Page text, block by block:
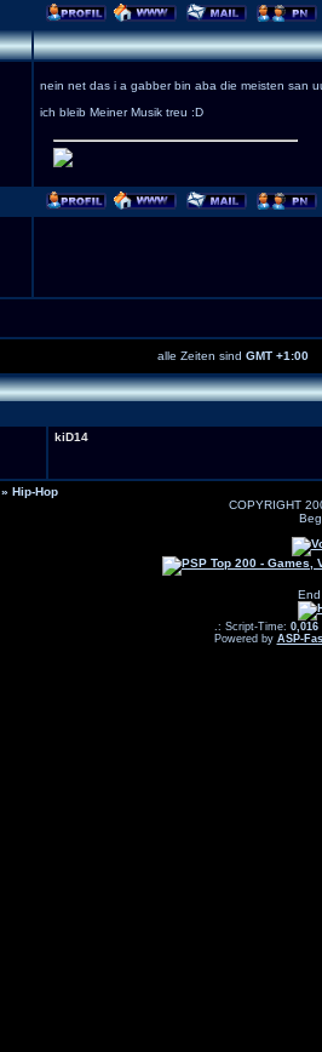
nein net das i a gabber bin aba die meisten san
ich bleib Meiner Musik treu :D
alle Zeiten sind GMT +1:00
kiD14
» Hip-Hop
COPYRIGHT
.: Script-Time: 0,016
Powered by ASP-